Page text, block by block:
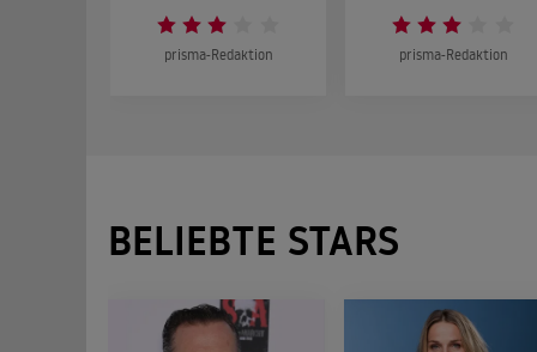
prisma-Redaktion prisma-Redaktion
BELIEBTE STARS